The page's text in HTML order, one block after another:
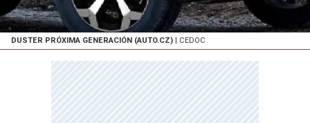
DUSTER PRÓXIMA GENERACIÓN (AUTO.CZ) | CEDOC